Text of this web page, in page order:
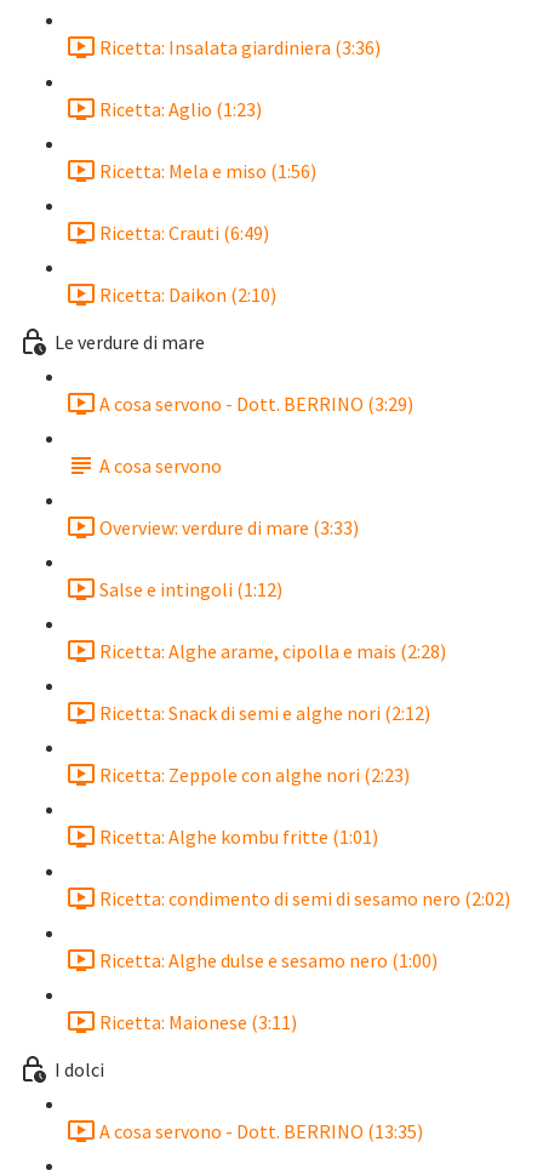
Ricetta: Insalata giardiniera (3:36)
Ricetta: Aglio (1:23)
Ricetta: Mela e miso (1:56)
Ricetta: Crauti (6:49)
Ricetta: Daikon (2:10)
Le verdure di mare
A cosa servono - Dott. BERRINO (3:29)
A cosa servono
Overview: verdure di mare (3:33)
Salse e intingoli (1:12)
Ricetta: Alghe arame, cipolla e mais (2:28)
Ricetta: Snack di semi e alghe nori (2:12)
Ricetta: Zeppole con alghe nori (2:23)
Ricetta: Alghe kombu fritte (1:01)
Ricetta: condimento di semi di sesamo nero (2:02)
Ricetta: Alghe dulse e sesamo nero (1:00)
Ricetta: Maionese (3:11)
I dolci
A cosa servono - Dott. BERRINO (13:35)